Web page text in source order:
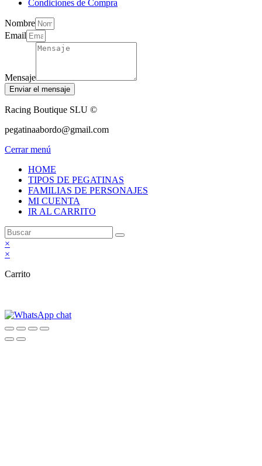
Condiciones de Compra
Nombre
Email
Mensaje
Enviar el mensaje
Racing Boutique SLU ©
pegatinaabordo@gmail.com
Cerrar menú
HOME
TIPOS DE PEGATINAS
FAMILIAS DE PERSONAJES
MI CUENTA
IR AL CARRITO
×
×
Carrito